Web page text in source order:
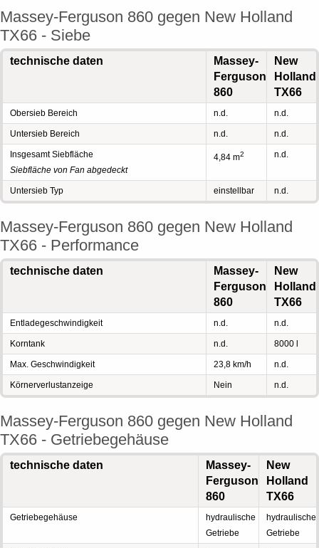
Massey-Ferguson 860 gegen New Holland
TX66 - Siebe
technische daten
Massey-
Ferguson
860
New
Holland
TX66
Obersieb Bereich n.d. n.d.
Untersieb Bereich n.d. n.d.
Insgesamt Siebfläche
Siebfläche von Fan abgedeckt
4,84 m2 n.d.
Untersieb Typ einstellbar n.d.
Massey-Ferguson 860 gegen New Holland
TX66 - Performance
technische daten
Massey-
Ferguson
860
New
Holland
TX66
Entladegeschwindigkeit n.d. n.d.
Korntank n.d. 8000 l
Max. Geschwindigkeit 23,8 km/h n.d.
Körnerverlustanzeige Nein n.d.
Massey-Ferguson 860 gegen New Holland
TX66 - Getriebegehäuse
technische daten
Massey-
Ferguson
860
New
Holland
TX66
Getriebegehäuse
hydraulische
Getriebe
hydraulische
Getriebe